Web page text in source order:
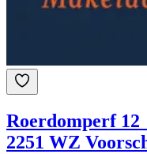
Roerdomperf 12
2251 WZ